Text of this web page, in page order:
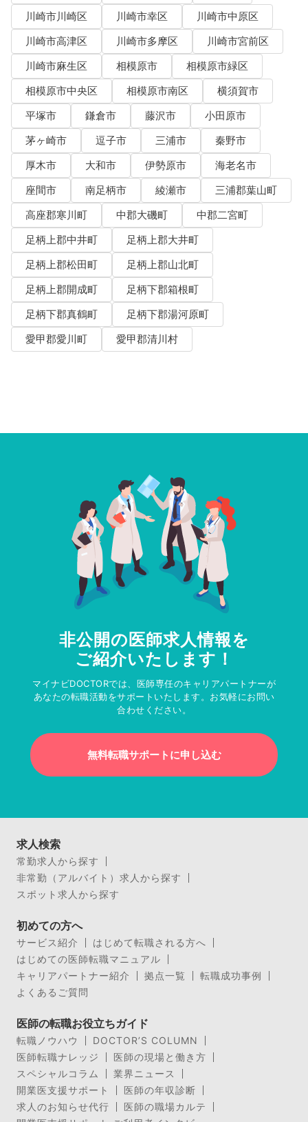
川崎市川崎区
川崎市幸区
川崎市中原区
川崎市高津区
川崎市多摩区
川崎市宮前区
川崎市麻生区
相模原市
相模原市緑区
相模原市中央区
相模原市南区
横須賀市
平塚市
鎌倉市 藤沢市
小田原市
茅ヶ崎市
逗子市 三浦市
秦野市
厚木市
大和市 伊勢原市
海老名市
座間市
南足柄市 綾瀬市
三浦郡葉山町
高座郡寒川町
中郡大磯町
中郡二宮町
足柄上郡中井町
足柄上郡大井町
足柄上郡松田町
足柄上郡山北町
足柄上郡開成町
足柄下郡箱根町
足柄下郡真鶴町
足柄下郡湯河原町
愛甲郡愛川町
愛甲郡清川村
非公開の医師求人情報を
ご紹介いたします！
マイナビDOCTORでは、医師専任のキャリアパートナーが
あなたの転職活動をサポートいたします。お気軽にお問い
合わせください。
無料転職サポートに申し込む
求人検索
常勤求人から探す
非常勤（アルバイト）求人から探す
スポット求人から探す
初めての方へ
サービス紹介
はじめて転職される方へ
はじめての医師転職マニュアル
キャリアパートナー紹介
拠点一覧
転職成功事例
よくあるご質問
医師の転職お役立ちガイド
転職ノウハウ
DOCTOR’S COLUMN
医師転職ナレッジ
医師の現場と働き方
スペシャルコラム
業界ニュース
開業医支援サポート
医師の年収診断
求人のお知らせ代行
医師の職場カルテ